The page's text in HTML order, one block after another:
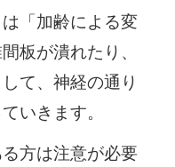
「加齢による変
板が潰れたり、
て、神経の通り
いきます。
方は注意が必要